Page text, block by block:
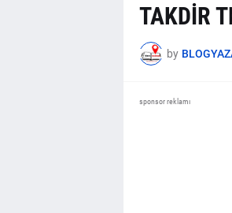
TAKDİR
by
sponsor reklamı